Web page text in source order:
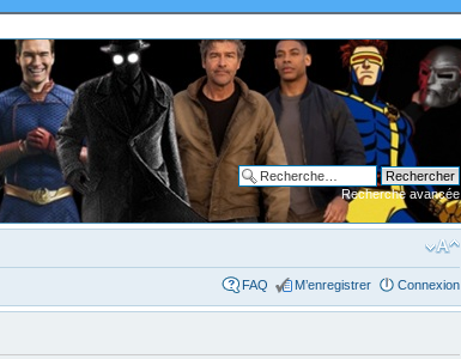
Recherche avancée
FAQ M’enregistrer Connexion